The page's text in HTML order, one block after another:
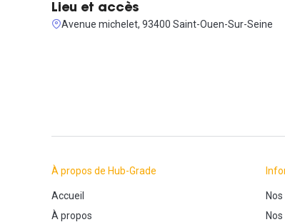
Lieu et accès
Avenue michelet, 93400 Saint-Ouen-Sur-Seine
À propos de Hub-Grade
Accueil
À propos
Nos